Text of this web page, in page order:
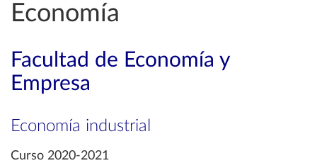
Economía
Facultad de Economía y
Empresa
Economía industrial
Curso 2020-2021